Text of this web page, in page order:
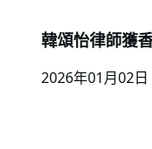
韓頌怡律師獲
2026年01月02日